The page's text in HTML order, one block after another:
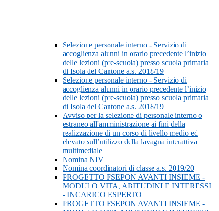
Selezione personale interno - Servizio di
accoglienza alunni in orario precedente l’inizio
delle lezioni (pre-scuola) presso scuola primaria
di Isola del Cantone a.s. 2018/19
Selezione personale interno - Servizio di
accoglienza alunni in orario precedente l’inizio
delle lezioni (pre-scuola) presso scuola primaria
di Isola del Cantone a.s. 2018/19
Avviso per la selezione di personale interno o
estraneo all'amministrazione ai fini della
realizzazione di un corso di livello medio ed
elevato sull’utilizzo della lavagna interattiva
multimediale
Nomina NIV
Nomina coordinatori di classe a.s. 2019/20
PROGETTO FSEPON AVANTI INSIEME -
MODULO VITA, ABITUDINI E INTERESSI
- INCARICO ESPERTO
PROGETTO FSEPON AVANTI INSIEME -